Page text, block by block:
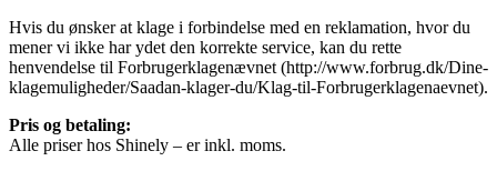
Hvis du ønsker at klage i forbindelse med en reklamation, hvor du
mener vi ikke har ydet den korrekte service, kan du rette
henvendelse til Forbrugerklagenævnet (http://www.forbrug.dk/Dine-
klagemuligheder/Saadan-klager-du/Klag-til-Forbrugerklagenaevnet).
Pris og betaling:
Alle priser hos Shinely – er inkl. moms.